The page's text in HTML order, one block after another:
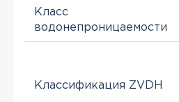
Класс
водонепроницаемости
Классификация ZVDH